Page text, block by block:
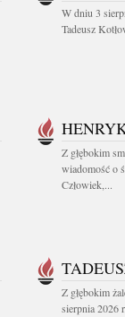
W dniu 3
Tadeusz
Z głębokim
wiadomość o
Człowiek,...
Z głębokim
sierpnia 2026